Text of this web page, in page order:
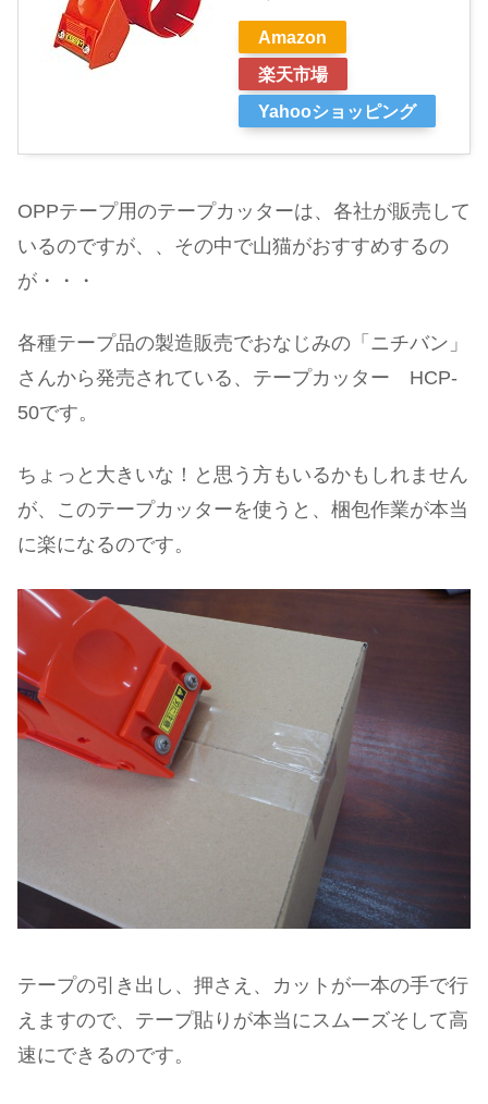
Amazon
楽天市場
Yahooショッピング
OPPテープ用のテープカッターは、各社が販売して
いるのですが、、その中で山猫がおすすめするの
が・・・
各種テープ品の製造販売でおなじみの「ニチバン」
さんから発売されている、テープカッター HCP-
50です。
ちょっと大きいな！と思う方もいるかもしれません
が、このテープカッターを使うと、梱包作業が本当
に楽になるのです。
テープの引き出し、押さえ、カットが一本の手で行
えますので、テープ貼りが本当にスムーズそして高
速にできるのです。